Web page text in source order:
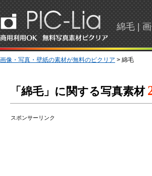
綿毛 |
画像・写真・壁紙の素材が無料のピクリア > 綿毛
「綿毛」に関する写真素材
スポンサーリンク